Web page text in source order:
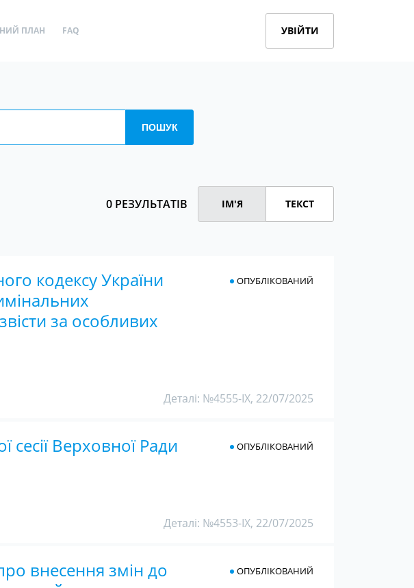
ПЛАН FAQ УВІЙТИ
0 РЕЗУЛЬТАТІВ ІМ'Я ТЕКСТ
кодексу України
за особливих
ОПУБЛІКОВАНИЙ
Деталі: №4555-IX, 22/07/2025
Верховної Ради
ОПУБЛІКОВАНИЙ
Деталі: №4553-IX, 22/07/2025
внесення змін до
ОПУБЛІКОВАНИЙ